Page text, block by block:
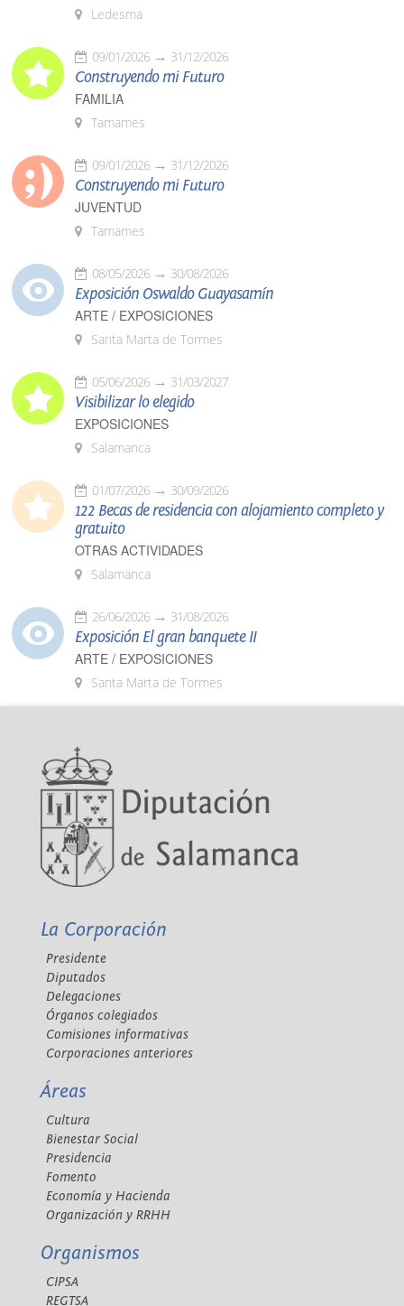
Ledesma
09/01/2026 31/12/2026
Construyendo mi Futuro
FAMILIA
Tamames
09/01/2026 31/12/2026
Construyendo mi Futuro
JUVENTUD
Tamames
08/05/2026 30/08/2026
Exposición Oswaldo Guayasamín
ARTE / EXPOSICIONES
Santa Marta de Tormes
05/06/2026 31/03/2027
Visibilizar lo elegido
EXPOSICIONES
Salamanca
01/07/2026 30/09/2026
122 Becas de residencia con alojamiento completo y
gratuito
OTRAS ACTIVIDADES
Salamanca
26/06/2026 31/08/2026
Exposición El gran banquete II
ARTE / EXPOSICIONES
Santa Marta de Tormes
La Corporación
Presidente
Diputados
Delegaciones
Órganos colegiados
Comisiones informativas
Corporaciones anteriores
Áreas
Cultura
Bienestar Social
Presidencia
Fomento
Economía y Hacienda
Organización y RRHH
Organismos
CIPSA
REGTSA